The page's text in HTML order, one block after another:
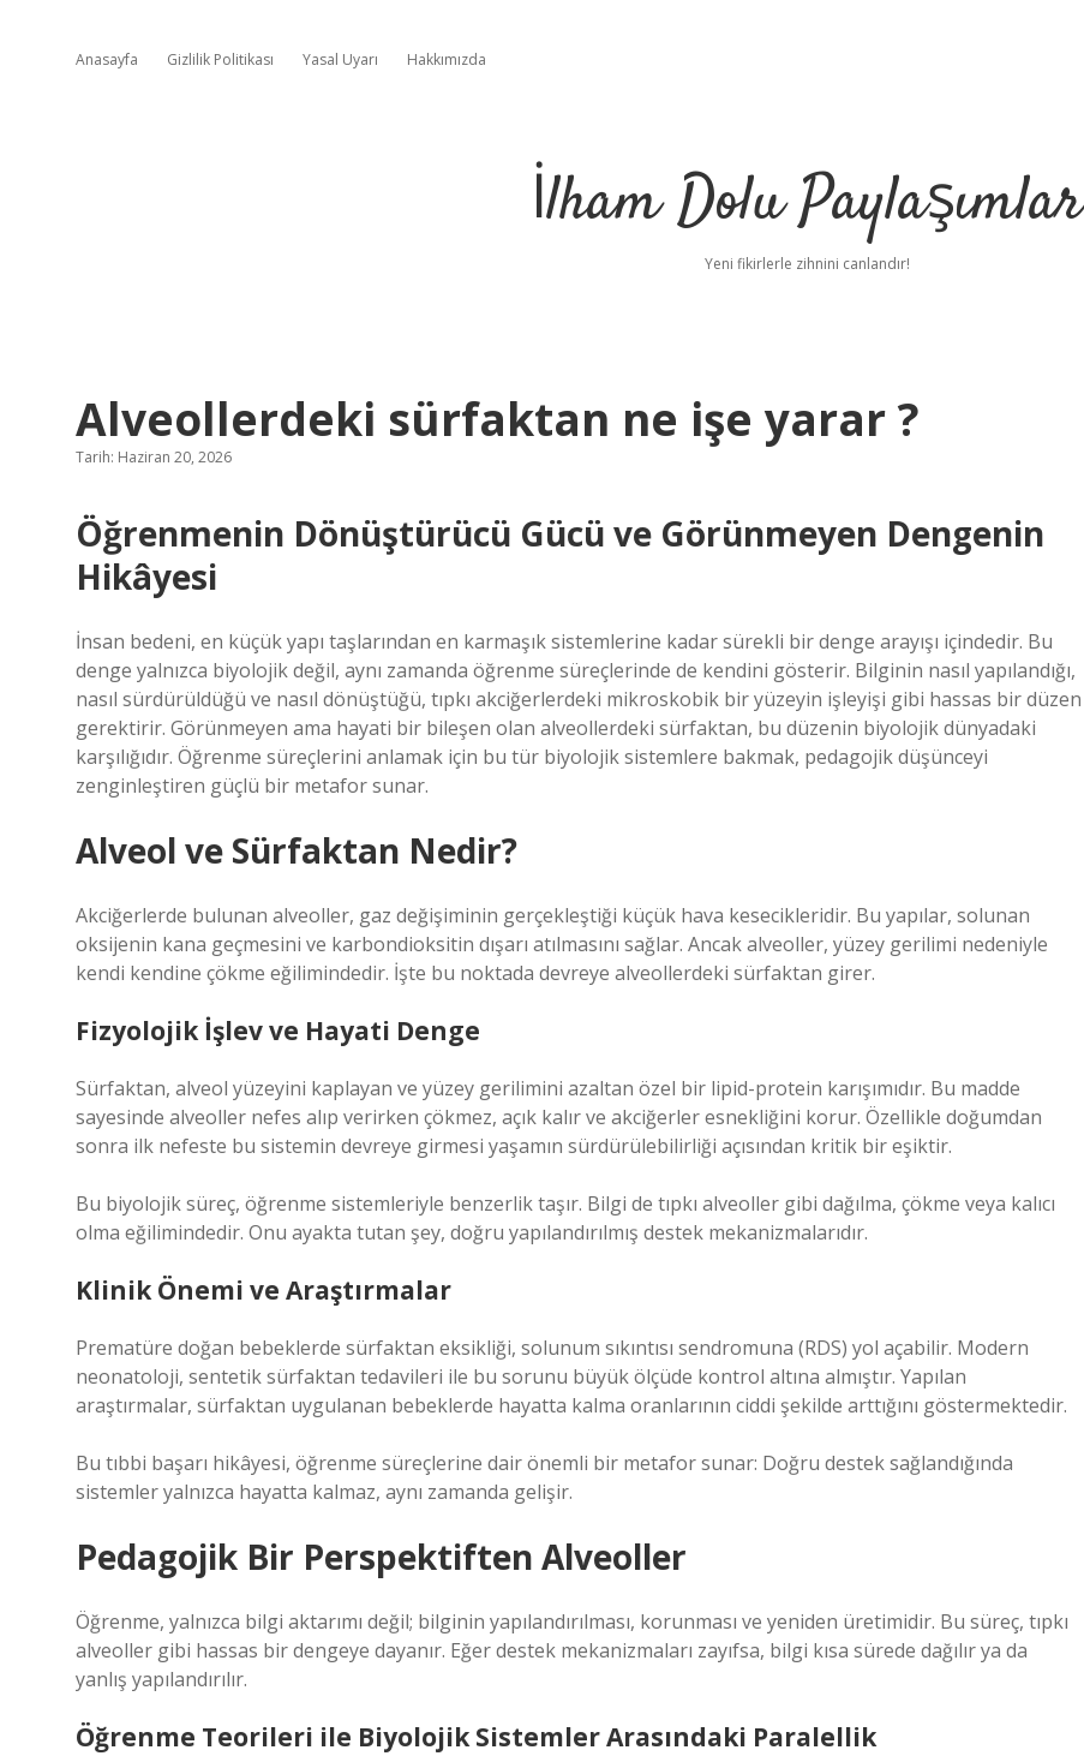
Anasayfa Gizlilik Politikası Yasal Uyarı Hakkımızda
İlham Dolu Paylaşımlar
Yeni fikirlerle zihnini canlandır!
Alveollerdeki sürfaktan ne işe yarar ?
Tarih: Haziran 20, 2026
Öğrenmenin Dönüştürücü Gücü ve Görünmeyen Dengenin
Hikâyesi
İnsan bedeni, en küçük yapı taşlarından en karmaşık sistemlerine kadar sürekli bir denge arayışı içindedir. Bu
denge yalnızca biyolojik değil, aynı zamanda öğrenme süreçlerinde de kendini gösterir. Bilginin nasıl yapılandığı,
nasıl sürdürüldüğü ve nasıl dönüştüğü, tıpkı akciğerlerdeki mikroskobik bir yüzeyin işleyişi gibi hassas bir düzen
gerektirir. Görünmeyen ama hayati bir bileşen olan alveollerdeki sürfaktan, bu düzenin biyolojik dünyadaki
karşılığıdır. Öğrenme süreçlerini anlamak için bu tür biyolojik sistemlere bakmak, pedagojik düşünceyi
zenginleştiren güçlü bir metafor sunar.
Alveol ve Sürfaktan Nedir?
Akciğerlerde bulunan alveoller, gaz değişiminin gerçekleştiği küçük hava kesecikleridir. Bu yapılar, solunan
oksijenin kana geçmesini ve karbondioksitin dışarı atılmasını sağlar. Ancak alveoller, yüzey gerilimi nedeniyle
kendi kendine çökme eğilimindedir. İşte bu noktada devreye alveollerdeki sürfaktan girer.
Fizyolojik İşlev ve Hayati Denge
Sürfaktan, alveol yüzeyini kaplayan ve yüzey gerilimini azaltan özel bir lipid-protein karışımıdır. Bu madde
sayesinde alveoller nefes alıp verirken çökmez, açık kalır ve akciğerler esnekliğini korur. Özellikle doğumdan
sonra ilk nefeste bu sistemin devreye girmesi yaşamın sürdürülebilirliği açısından kritik bir eşiktir.
Bu biyolojik süreç, öğrenme sistemleriyle benzerlik taşır. Bilgi de tıpkı alveoller gibi dağılma, çökme veya kalıcı
olma eğilimindedir. Onu ayakta tutan şey, doğru yapılandırılmış destek mekanizmalarıdır.
Klinik Önemi ve Araştırmalar
Prematüre doğan bebeklerde sürfaktan eksikliği, solunum sıkıntısı sendromuna (RDS) yol açabilir. Modern
neonatoloji, sentetik sürfaktan tedavileri ile bu sorunu büyük ölçüde kontrol altına almıştır. Yapılan
araştırmalar, sürfaktan uygulanan bebeklerde hayatta kalma oranlarının ciddi şekilde arttığını göstermektedir.
Bu tıbbi başarı hikâyesi, öğrenme süreçlerine dair önemli bir metafor sunar: Doğru destek sağlandığında
sistemler yalnızca hayatta kalmaz, aynı zamanda gelişir.
Pedagojik Bir Perspektiften Alveoller
Öğrenme, yalnızca bilgi aktarımı değil; bilginin yapılandırılması, korunması ve yeniden üretimidir. Bu süreç, tıpkı
alveoller gibi hassas bir dengeye dayanır. Eğer destek mekanizmaları zayıfsa, bilgi kısa sürede dağılır ya da
yanlış yapılandırılır.
Öğrenme Teorileri ile Biyolojik Sistemler Arasındaki Paralellik